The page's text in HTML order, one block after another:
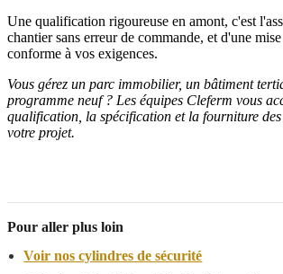
Une qualification rigoureuse en amont, c'est
chantier sans erreur de commande, et d'une
conforme à vos exigences.
Vous gérez un parc immobilier, un bâtiment
programme neuf ? Les équipes Cleferm vous
qualification, la spécification et la fourniture des
votre projet.
Pour aller plus loin
Voir nos cylindres de sécurité